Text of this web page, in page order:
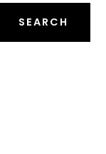
SEARCH